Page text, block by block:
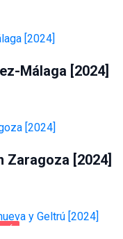
Málaga [2024]
Zaragoza [2024]